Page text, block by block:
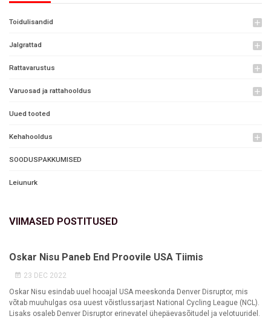
Toidulisandid add
Jalgrattad add
Rattavarustus add
Varuosad ja rattahooldus add
Uued tooted
Kehahooldus add
SOODUSPAKKUMISED
Leiunurk
VIIMASED POSTITUSED
Oskar Nisu Paneb End Proovile USA Tiimis
23 DEC 2022
Oskar Nisu esindab uuel hooajal USA meeskonda Denver Disruptor, mis
võtab muuhulgas osa uuest võistlussarjast National Cycling League (NCL).
Lisaks osaleb Denver Disruptor erinevatel ühepäevasõitudel ja velotuuridel.